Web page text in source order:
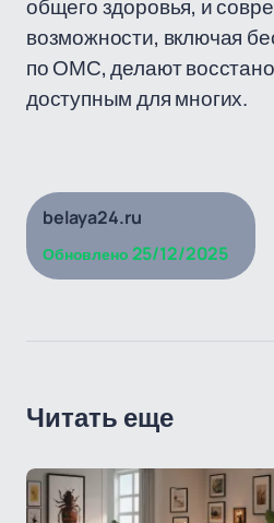
общего здоровья, и
возможности, включая
по ОМС, делают
доступным для многих.
belaya24.ru
Обновлено 25/12/2025
Читать еще